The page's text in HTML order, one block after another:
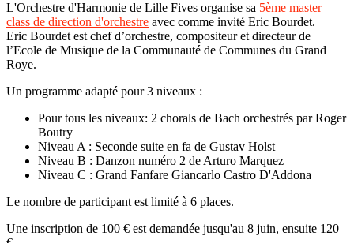
L'Orchestre d'Harmonie de Lille Fives organise sa 5ème master
class de direction d'orchestre avec comme invité Eric Bourdet.
Eric Bourdet est chef d’orchestre, compositeur et directeur de
l’Ecole de Musique de la Communauté de Communes du Grand
Roye.
Un programme adapté pour 3 niveaux :
Pour tous les niveaux: 2 chorals de Bach orchestrés par Roger
Boutry
Niveau A : Seconde suite en fa de Gustav Holst
Niveau B : Danzon numéro 2 de Arturo Marquez
Niveau C : Grand Fanfare Giancarlo Castro D'Addona
Le nombre de participant est limité à 6 places.
Une inscription de 100 € est demandée jusqu'au 8 juin, ensuite 120